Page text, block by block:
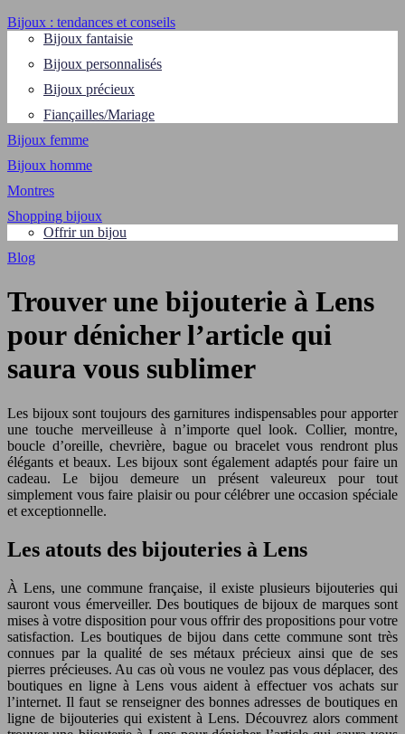
Bijoux : tendances et conseils
Bijoux fantaisie
Bijoux personnalisés
Bijoux précieux
Fiançailles/Mariage
Bijoux femme
Bijoux homme
Montres
Shopping bijoux
Offrir un bijou
Blog
Trouver une bijouterie à Lens
pour dénicher l’article qui
saura vous sublimer
Les bijoux sont toujours des garnitures indispensables pour apporter
une touche merveilleuse à n’importe quel look. Collier, montre,
boucle d’oreille, chevrière, bague ou bracelet vous rendront plus
élégants et beaux. Les bijoux sont également adaptés pour faire un
cadeau. Le bijou demeure un présent valeureux pour tout
simplement vous faire plaisir ou pour célébrer une occasion spéciale
et exceptionnelle.
Les atouts des bijouteries à Lens
À Lens, une commune française, il existe plusieurs bijouteries qui
sauront vous émerveiller. Des boutiques de bijoux de marques sont
mises à votre disposition pour vous offrir des propositions pour votre
satisfaction. Les boutiques de bijou dans cette commune sont très
connues par la qualité de ses métaux précieux ainsi que de ses
pierres précieuses. Au cas où vous ne voulez pas vous déplacer, des
boutiques en ligne à Lens vous aident à effectuer vos achats sur
l’internet. Il faut se renseigner des bonnes adresses de boutiques en
ligne de bijouteries qui existent à Lens. Découvrez alors comment